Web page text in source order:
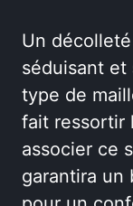
Un
séduisant et
type de
fait ressortir
associer ce
garantira un